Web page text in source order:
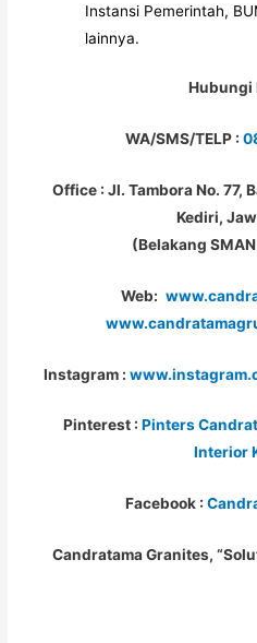
Instansi Pemerintah,
lainnya.
Hubungi
WA/SMS/TELP :
Office : Jl. Tambora No. 77,
Kediri,
(Belakang
Web:
Instagram :
Pinterest : Pinters
Interior
Facebook :
Candratama Granites,